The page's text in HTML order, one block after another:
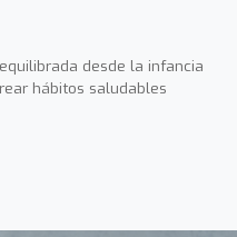
desde la infancia
hábitos saludables